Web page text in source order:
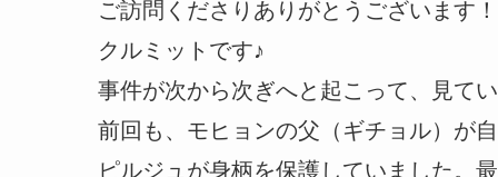
ご訪問くださりありがとうございます！
クルミットです♪
事件が次から次ぎへと起こって、見て
前回も、モヒョンの父（ギチョル）が
ピルジュが身柄を保護していました。